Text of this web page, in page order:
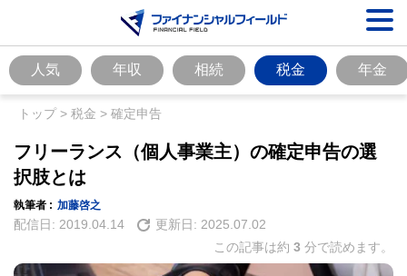
人気 年収 相続 税金 年金
トップ> 税金 > 確定申告
フリーランス（個人事業主）の確定申告の選
択肢とは
執筆者 : 加藤啓之
配信日: 2019.04.14 更新日: 2025.07.02
この記事は約 3 分で読めます。